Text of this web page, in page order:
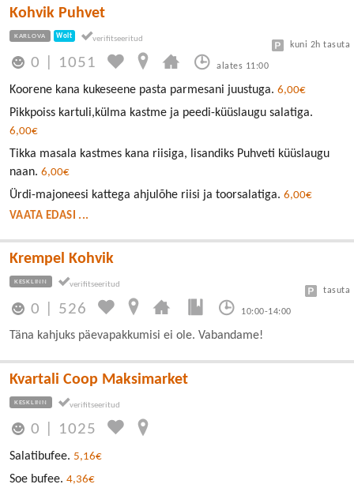
Kohvik Puhvet
KARLOVA Wolt
0 1051 alates 11:00
kuni 2h tasuta
Koorene kana kukeseene pasta parmesani juustuga. 6,00€
Pikkpoiss kartuli,külma kastme ja peedi-küüslaugu salatiga.
6,00€
Tikka masala kastmes kana riisiga, lisandiks Puhveti küüslaugu
naan. 6,00€
Ürdi-majoneesi kattega ahjulõhe riisi ja toorsalatiga. 6,00€
VAATA EDASI ...
Krempel Kohvik
KESKLINN
0 526 10:00-14:00
tasuta
Täna kahjuks päevapakkumisi ei ole. Vabandame!
Kvartali Coop Maksimarket
KESKLINN
0 1025
Salatibufee. 5,16€
Soe bufee. 4,36€